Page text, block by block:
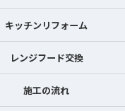
キッチンリフォーム
レンジフード交換
施工の流れ